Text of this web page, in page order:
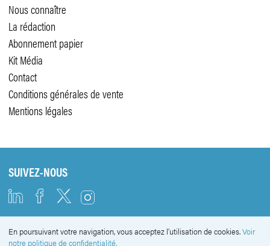
Nous connaître
La rédaction
Abonnement papier
Kit Média
Contact
Conditions générales de vente
Mentions légales
SUIVEZ-NOUS
En poursuivant votre navigation, vous acceptez l'utilisation de cookies.Voir
notre politique de confidentialité.